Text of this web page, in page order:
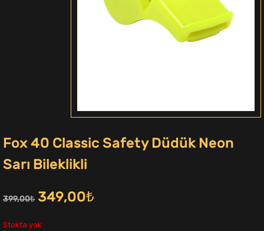
Fox 40 Classic Safety Düdük Neon
Sarı Bileklikli
399,00₺ Orijinal
fiyat:
349,00₺
Stokta yok